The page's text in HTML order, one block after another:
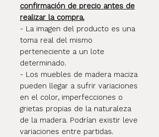
confirmación de precio antes de
realizar la compra.
- La imagen del producto es una
toma real del mismo
perteneciente a un lote
determinado.
- Los muebles de madera maciza
pueden llegar a sufrir variaciones
en el color, imperfecciones o
grietas propias de la naturaleza
de la madera. Podrían existir leve
variaciones entre partidas.